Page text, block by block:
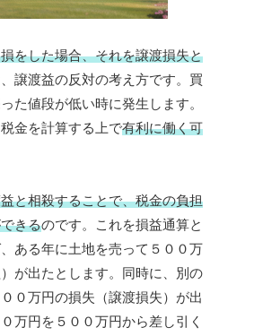
をした場合、それを譲渡損失と
譲渡益の反対の考え方です。買
た値段が低い時に発生します。
金を計算する上で有利に働く可
と相殺することで、税金の負担
きるのです。これを損益通算と
ある年に土地を売って５００万
が出たとします。同時に、別の
０万円の損失（譲渡損失）が出
万円を５００万円から差し引く